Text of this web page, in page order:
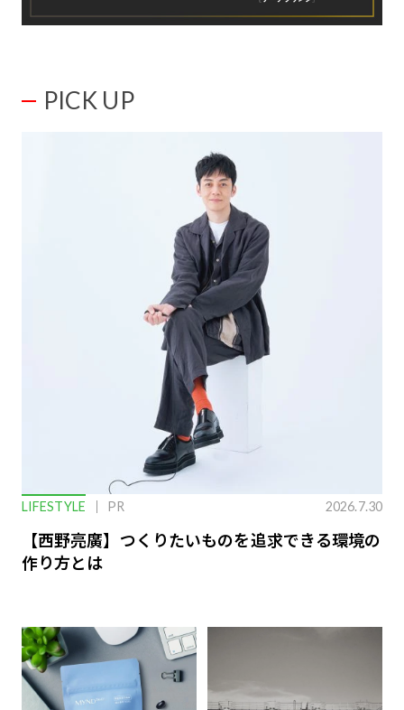
PICK UP
LIFESTYLE PR 2026.7.30
【西野亮廣】つくりたいものを追求できる環境の
作り方とは